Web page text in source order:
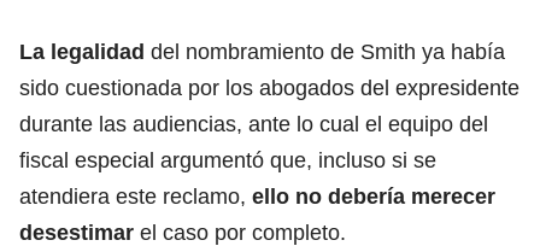
La legalidad del nombramiento de Smith ya había
sido cuestionada por los abogados del expresidente
durante las audiencias, ante lo cual el equipo del
fiscal especial argumentó que, incluso si se
atendiera este reclamo, ello no debería merecer
desestimar el caso por completo.